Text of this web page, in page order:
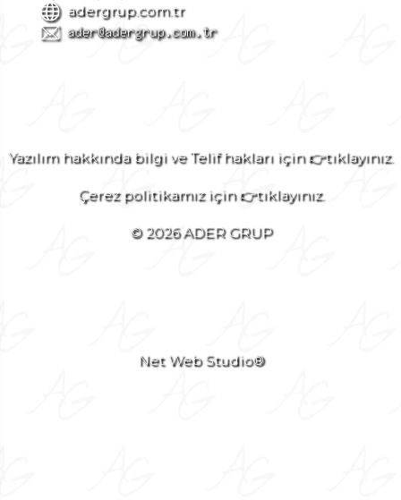
adergrup.com.tr
Yazılım hakkında bilgi ve Telif hakları için 👉tıklayınız.
Çerez politikamız için 👉tıklayınız.
© 2026 ADER GRUP
Net Web Studio®